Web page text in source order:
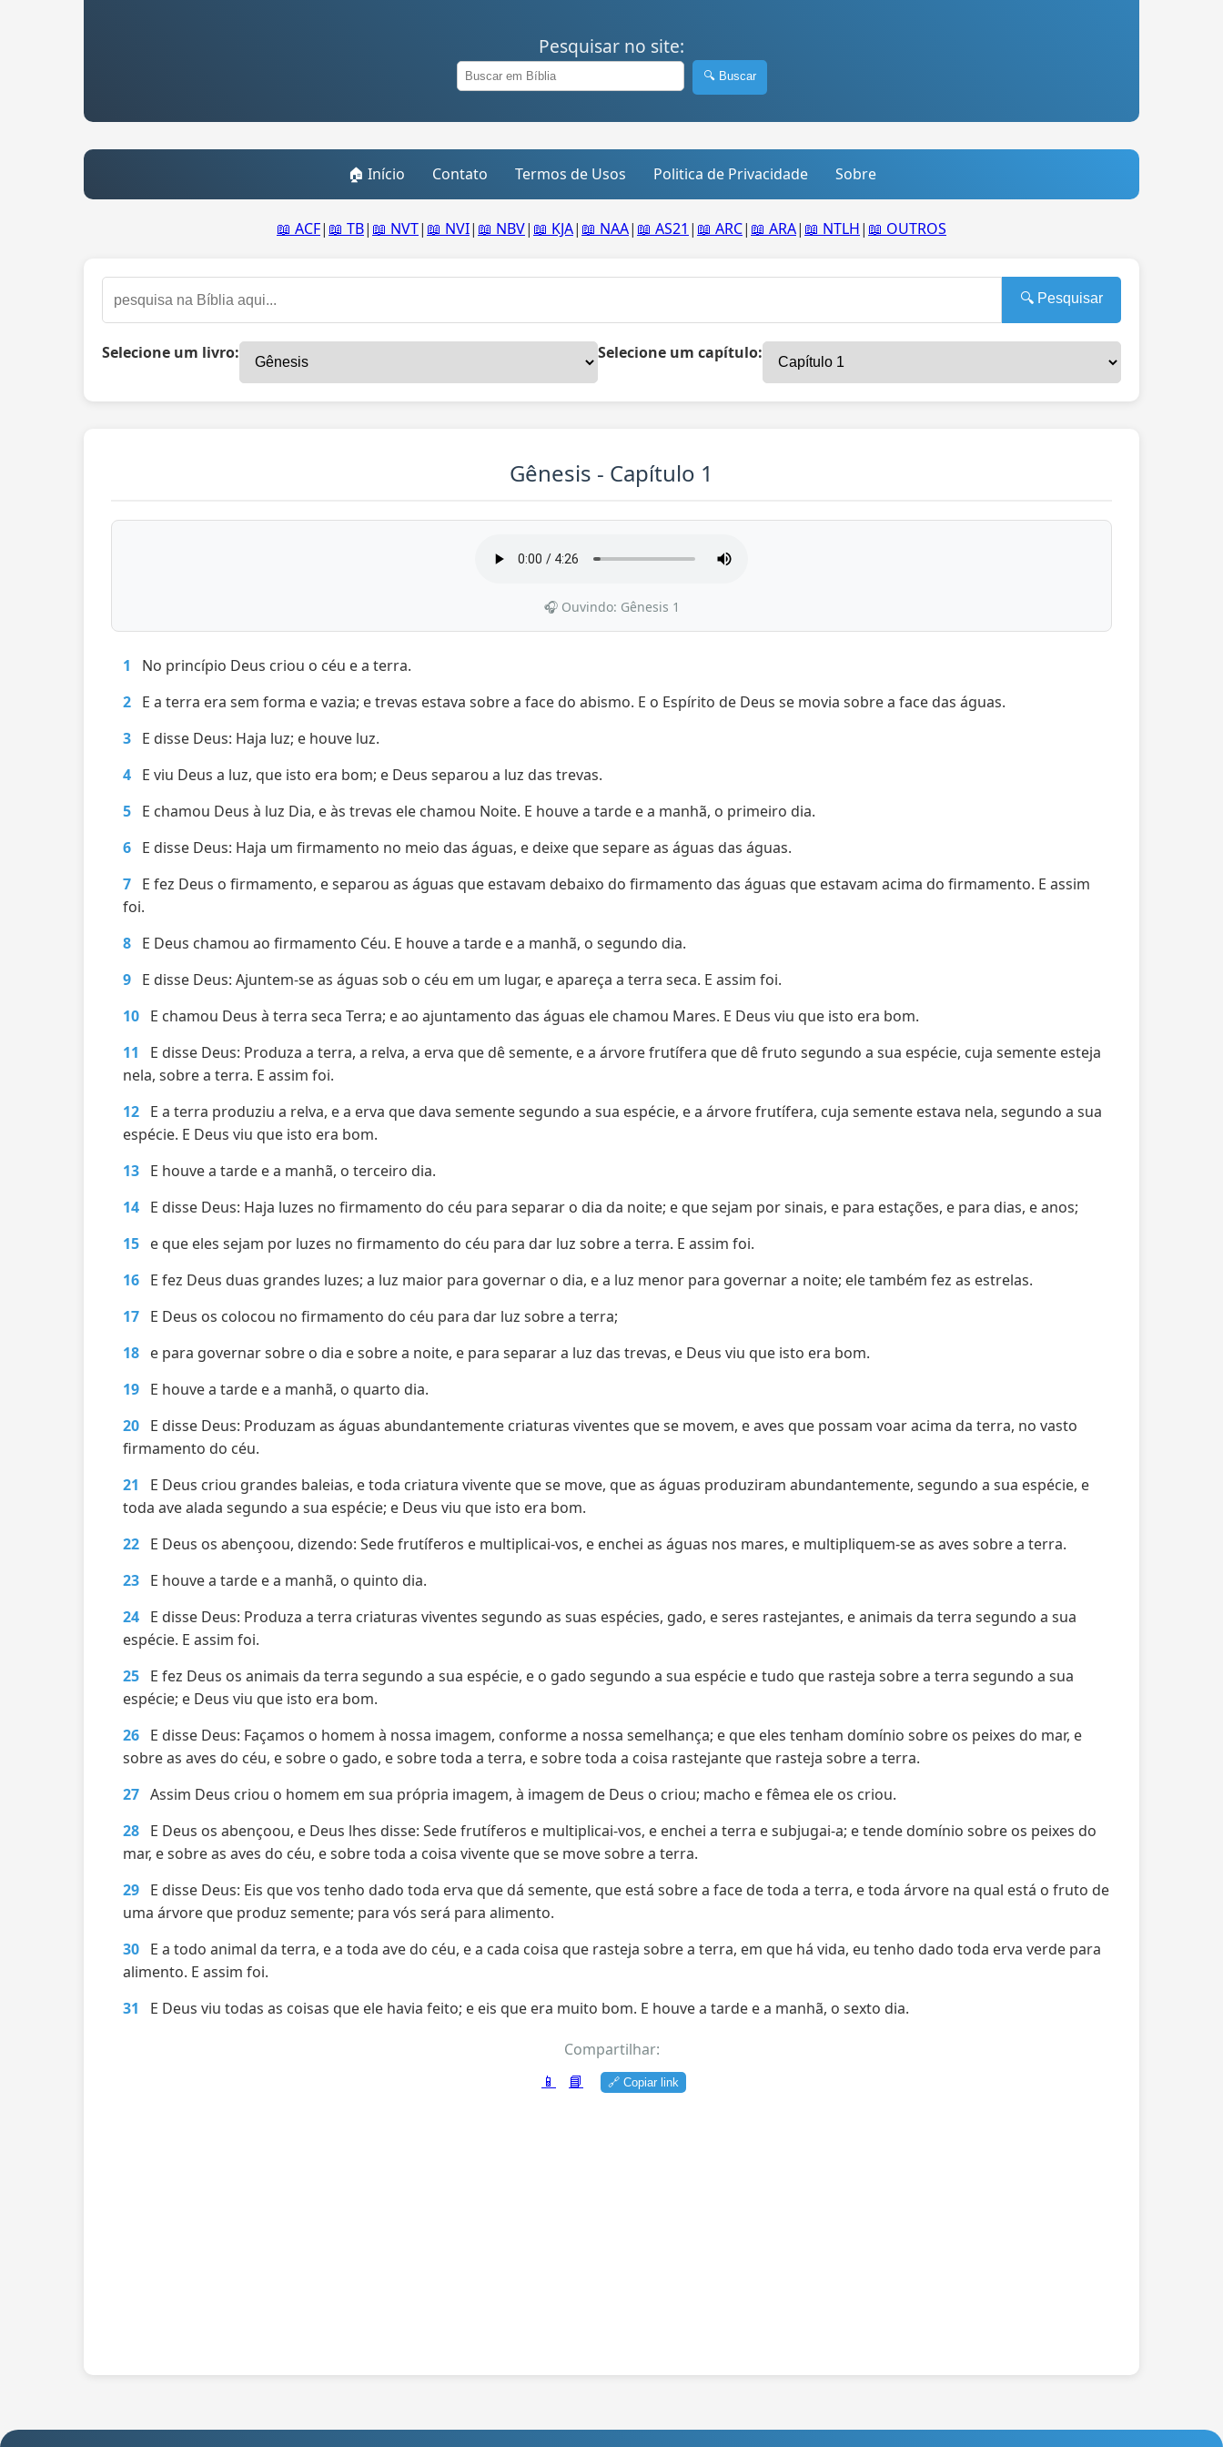
Pesquisar no site:
🔍 Buscar
🏠 Início Contato Termos de Usos Politica de Privacidade Sobre
📖 ACF| 📖 TB| 📖 NVT| 📖 NVI| 📖 NBV| 📖 KJA| 📖 NAA| 📖 AS21 | 📖 ARC| 📖 ARA| 📖 NTLH| 📖 OUTROS
🔍 Pesquisar
Selecione um livro: Selecione um capítulo:
Gênesis - Capítulo 1
🎧 Ouvindo: Gênesis 1
1
No princípio Deus criou o céu e a terra.
2 E a terra era sem forma e vazia; e trevas estava sobre a face do abismo. E o Espírito de Deus se movia sobre a face das águas.
3 E disse Deus: Haja luz; e houve luz.
4 E viu Deus a luz, que isto era bom; e Deus separou a luz das trevas.
5 E chamou Deus à luz Dia, e às trevas ele chamou Noite. E houve a tarde e a manhã, o primeiro dia.
6 E disse Deus: Haja um firmamento no meio das águas, e deixe que separe as águas das águas.
7 E fez Deus o firmamento, e separou as águas que estavam debaixo do firmamento das águas que estavam acima do firmamento. E assim
foi.
8 E Deus chamou ao firmamento Céu. E houve a tarde e a manhã, o segundo dia.
9 E disse Deus: Ajuntem-se as águas sob o céu em um lugar, e apareça a terra seca. E assim foi.
10 E chamou Deus à terra seca Terra; e ao ajuntamento das águas ele chamou Mares. E Deus viu que isto era bom.
11
E disse Deus: Produza a terra, a relva, a erva que dê semente, e a árvore frutífera que dê fruto segundo a sua espécie, cuja semente esteja
nela, sobre a terra. E assim foi.
12 E a terra produziu a relva, e a erva que dava semente segundo a sua espécie, e a árvore frutífera, cuja semente estava nela, segundo a sua
espécie. E Deus viu que isto era bom.
13 E houve a tarde e a manhã, o terceiro dia.
14 E disse Deus: Haja luzes no firmamento do céu para separar o dia da noite; e que sejam por sinais, e para estações, e para dias, e anos;
15 e que eles sejam por luzes no firmamento do céu para dar luz sobre a terra. E assim foi.
16 E fez Deus duas grandes luzes; a luz maior para governar o dia, e a luz menor para governar a noite; ele também fez as estrelas.
17 E Deus os colocou no firmamento do céu para dar luz sobre a terra;
18 e para governar sobre o dia e sobre a noite, e para separar a luz das trevas, e Deus viu que isto era bom.
19 E houve a tarde e a manhã, o quarto dia.
20 E disse Deus: Produzam as águas abundantemente criaturas viventes que se movem, e aves que possam voar acima da terra, no vasto
firmamento do céu.
21
E Deus criou grandes baleias, e toda criatura vivente que se move, que as águas produziram abundantemente, segundo a sua espécie, e
toda ave alada segundo a sua espécie; e Deus viu que isto era bom.
22 E Deus os abençoou, dizendo: Sede frutíferos e multiplicai-vos, e enchei as águas nos mares, e multipliquem-se as aves sobre a terra.
23 E houve a tarde e a manhã, o quinto dia.
24 E disse Deus: Produza a terra criaturas viventes segundo as suas espécies, gado, e seres rastejantes, e animais da terra segundo a sua
espécie. E assim foi.
25 E fez Deus os animais da terra segundo a sua espécie, e o gado segundo a sua espécie e tudo que rasteja sobre a terra segundo a sua
espécie; e Deus viu que isto era bom.
26 E disse Deus: Façamos o homem à nossa imagem, conforme a nossa semelhança; e que eles tenham domínio sobre os peixes do mar, e
sobre as aves do céu, e sobre o gado, e sobre toda a terra, e sobre toda a coisa rastejante que rasteja sobre a terra.
27 Assim Deus criou o homem em sua própria imagem, à imagem de Deus o criou; macho e fêmea ele os criou.
28 E Deus os abençoou, e Deus lhes disse: Sede frutíferos e multiplicai-vos, e enchei a terra e subjugai-a; e tende domínio sobre os peixes do
mar, e sobre as aves do céu, e sobre toda a coisa vivente que se move sobre a terra.
29 E disse Deus: Eis que vos tenho dado toda erva que dá semente, que está sobre a face de toda a terra, e toda árvore na qual está o fruto de
uma árvore que produz semente; para vós será para alimento.
30 E a todo animal da terra, e a toda ave do céu, e a cada coisa que rasteja sobre a terra, em que há vida, eu tenho dado toda erva verde para
alimento. E assim foi.
31
E Deus viu todas as coisas que ele havia feito; e eis que era muito bom. E houve a tarde e a manhã, o sexto dia.
Compartilhar:
📱
📘 🔗 Copiar link